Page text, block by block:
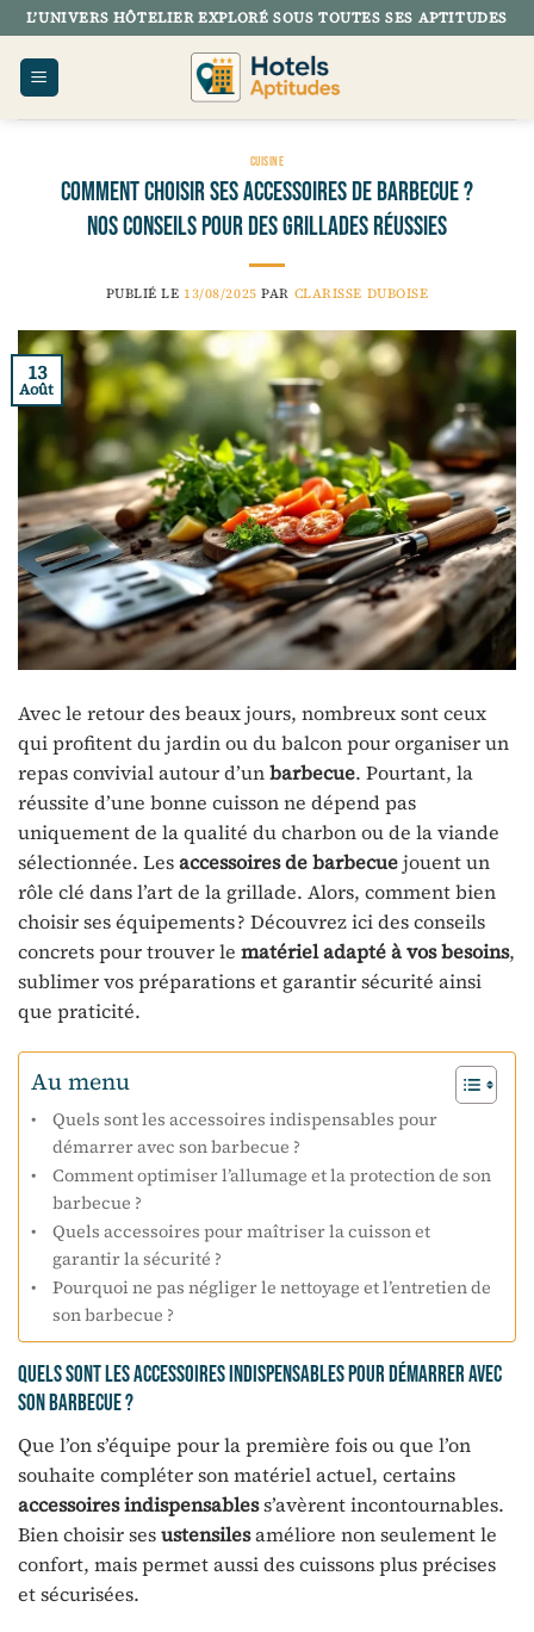
Passer
au
contenu
L’UNIVERS HÔTELIER EXPLORÉ SOUS TOUTES SES APTITUDES
CUISINE
Comment choisir ses accessoires de barbecue ?
Nos conseils pour des grillades réussies
PUBLIÉ LE 13/08/2025 PAR CLARISSE DUBOISE
13
Août
Avec le retour des beaux jours, nombreux sont ceux
qui profitent du jardin ou du balcon pour organiser un
repas convivial autour d’unbarbecue. Pourtant, la
réussite d’une bonne cuisson ne dépend pas
uniquement de la qualité du charbon ou de la viande
sélectionnée. Lesaccessoires de barbecuejouent un
rôle clé dans l’art de la grillade. Alors, comment bien
choisir ses équipements ? Découvrez ici des conseils
concrets pour trouver le matériel adapté à vos besoins,
sublimer vos préparations et garantir sécurité ainsi
que praticité.
Au menu
Quels sont les accessoires indispensables pour
démarrer avec son barbecue ?
Comment optimiser l’allumage et la protection de son
barbecue ?
Quels accessoires pour maîtriser la cuisson et
garantir la sécurité ?
Pourquoi ne pas négliger le nettoyage et l’entretien de
son barbecue ?
Quels sont les accessoires indispensables pour démarrer avec
son barbecue ?
Que l’on s’équipe pour la première fois ou que l’on
souhaite compléter son matériel actuel, certains
accessoires indispensabless’avèrent incontournables.
Bien choisir sesustensilesaméliore non seulement le
confort, mais permet aussi des cuissons plus précises
et sécurisées.